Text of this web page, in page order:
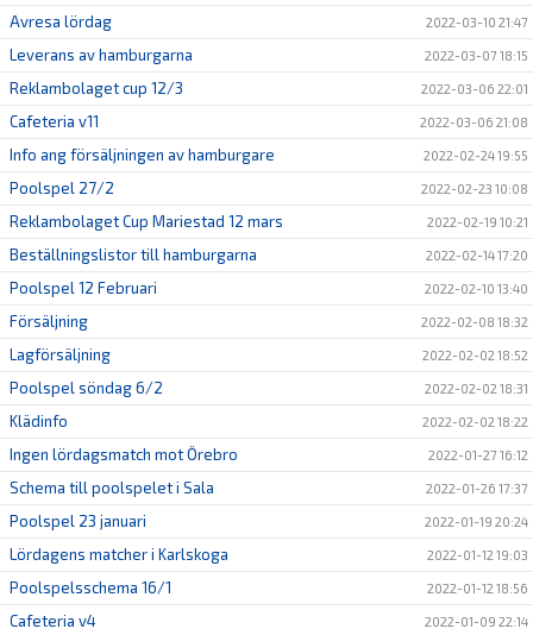
Avresa lördag 2022-03-10 21:47
Leverans av hamburgarna 2022-03-07 18:15
Reklambolaget cup 12/3 2022-03-06 22:01
Cafeteria v11 2022-03-06 21:08
Info ang försäljningen av hamburgare 2022-02-24 19:55
Poolspel 27/2 2022-02-23 10:08
Reklambolaget Cup Mariestad 12 mars 2022-02-19 10:21
Beställningslistor till hamburgarna 2022-02-14 17:20
Poolspel 12 Februari 2022-02-10 13:40
Försäljning 2022-02-08 18:32
Lagförsäljning 2022-02-02 18:52
Poolspel söndag 6/2 2022-02-02 18:31
Klädinfo 2022-02-02 18:22
Ingen lördagsmatch mot Örebro 2022-01-27 16:12
Schema till poolspelet i Sala 2022-01-26 17:37
Poolspel 23 januari 2022-01-19 20:24
Lördagens matcher i Karlskoga 2022-01-12 19:03
Poolspelsschema 16/1 2022-01-12 18:56
Cafeteria v4 2022-01-09 22:14